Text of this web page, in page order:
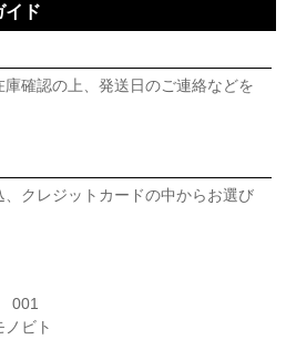
イド
確認の上、発送日のご連絡などを
クレジットカードの中からお選び
001
ビト